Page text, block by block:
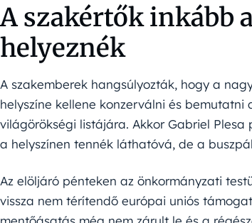
A szakértők inkább
helyeznék
A szakemberek hangsúlyozták, hogy a
helyszíne kellene konzerválni és
világörökségi listájára. Akkor Gabriel
a helyszínen tennék láthatóvá, de a
Az elöljáró pénteken az önkormányzati
vissza nem térítendő európai uniós